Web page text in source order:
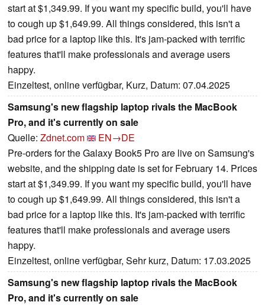
start at $1,349.99. If you want my specific build, you'll have
to cough up $1,649.99. All things considered, this isn't a
bad price for a laptop like this. It's jam-packed with terrific
features that'll make professionals and average users
happy.
Einzeltest, online verfügbar, Kurz, Datum: 07.04.2025
Samsung's new flagship laptop rivals the MacBook
Pro, and it's currently on sale
Quelle: Zdnet.com
EN→DE
Pre-orders for the Galaxy Book5 Pro are live on Samsung's
website, and the shipping date is set for February 14. Prices
start at $1,349.99. If you want my specific build, you'll have
to cough up $1,649.99. All things considered, this isn't a
bad price for a laptop like this. It's jam-packed with terrific
features that'll make professionals and average users
happy.
Einzeltest, online verfügbar, Sehr kurz, Datum: 17.03.2025
Samsung's new flagship laptop rivals the MacBook
Pro, and it's currently on sale